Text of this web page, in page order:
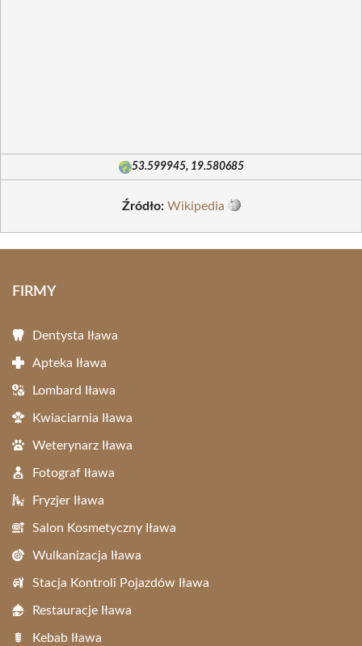
53.599945, 19.580685
Źródło: Wikipedia
FIRMY
Dentysta Iława
Apteka Iława
Lombard Iława
Kwiaciarnia Iława
Weterynarz Iława
Fotograf Iława
Fryzjer Iława
Salon Kosmetyczny Iława
Wulkanizacja Iława
Stacja Kontroli Pojazdów Iława
Restauracje Iława
Kebab Iława